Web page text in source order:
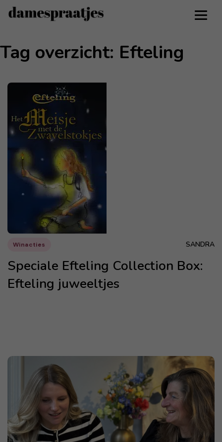
Tag overzicht: Efteling
Winacties SANDRA
Speciale Efteling Collection Box:
Efteling juweeltjes